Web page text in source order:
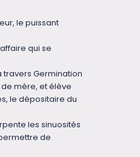
le puissant
qui se
travers Germination
mère, et élève
le dépositaire du
les sinuosités
de